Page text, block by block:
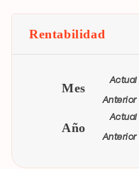
Rentabilidad
Mes
Año
Actual
Anterior
Actual
Anterior